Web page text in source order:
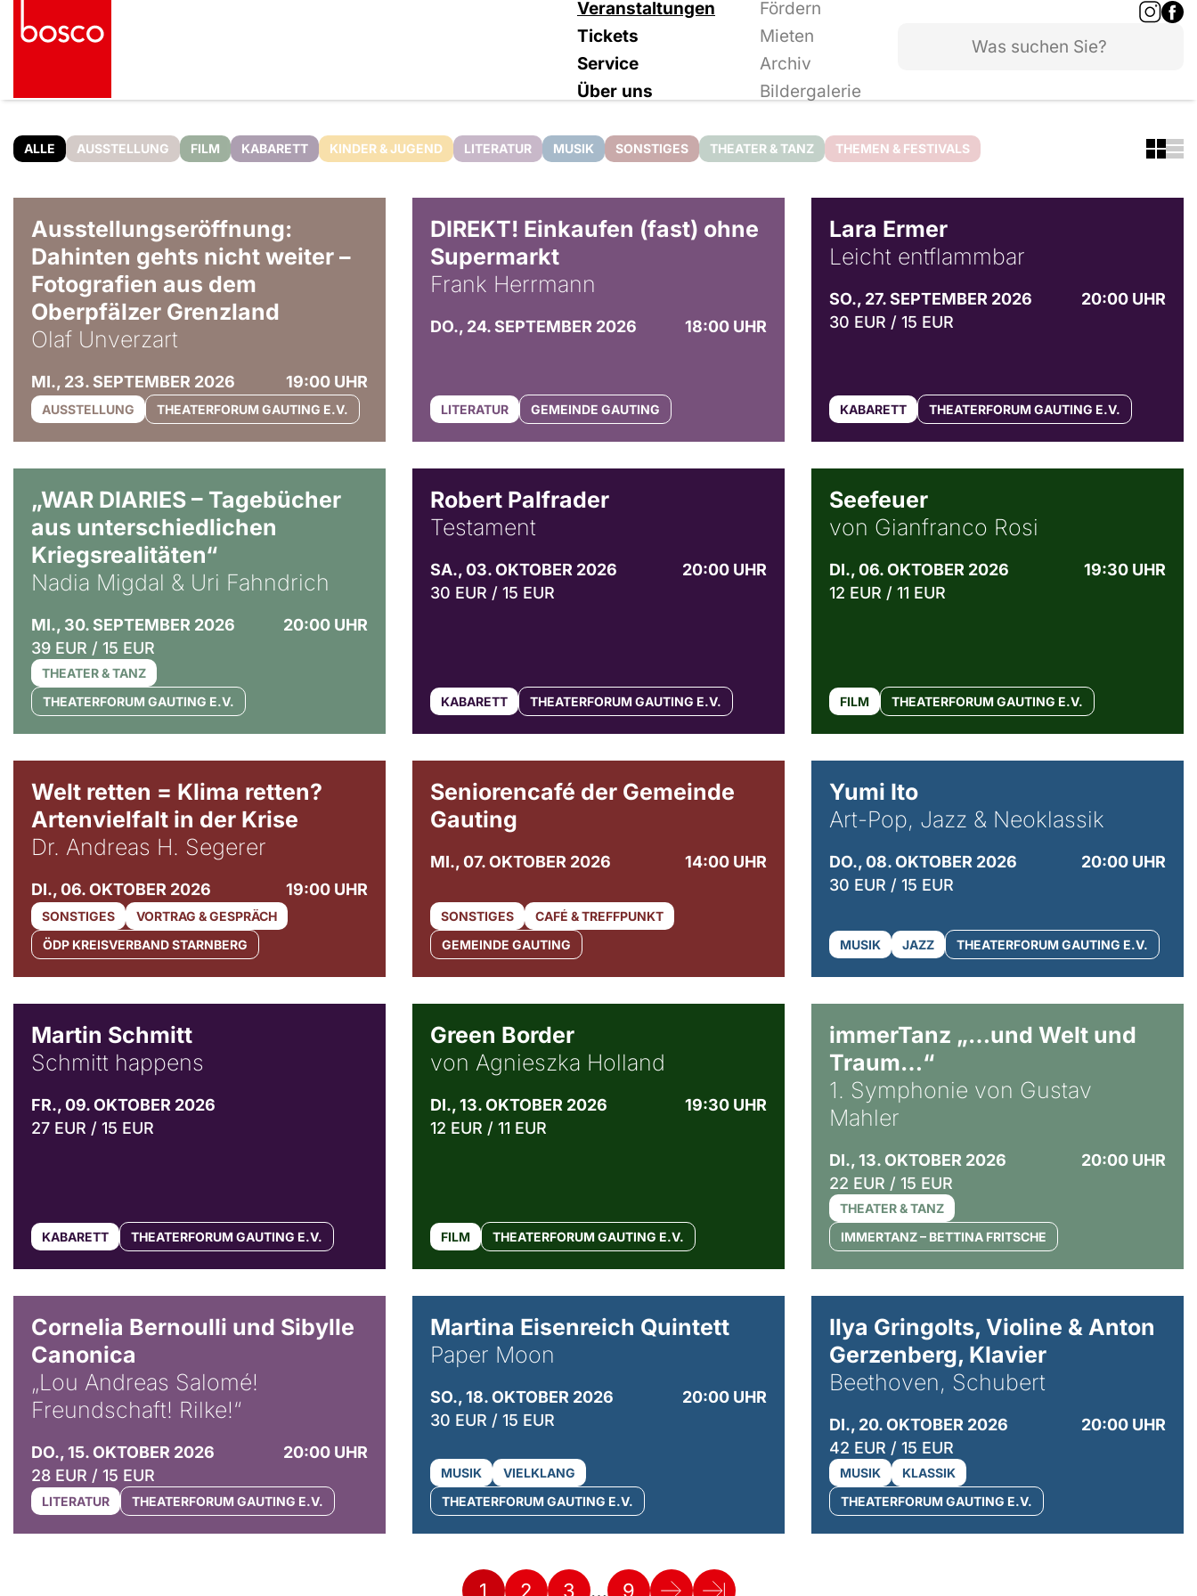
Veranstaltungen
Fördern
Tickets
Mieten
Service
Archiv
Über uns
Bildergalerie
ALLE AUSSTELLUNG FILM KABARETT KINDER & JUGEND LITERATUR MUSIK SONSTIGES THEATER & TANZ THEMEN & FESTIVALS
Ausstellungseröffnung:
Dahinten gehts nicht weiter –
Fotografien aus dem
Oberpfälzer Grenzland
Olaf Unverzart
MI., 23. SEPTEMBER 2026 19:00 UHR
AUSSTELLUNG THEATERFORUM GAUTING E.V.
DIREKT! Einkaufen (fast) ohne
Supermarkt
Frank Herrmann
DO., 24. SEPTEMBER 2026 18:00 UHR
LITERATUR GEMEINDE GAUTING
Lara Ermer
Leicht entflammbar
SO., 27. SEPTEMBER 2026
20:00 UHR
30 EUR / 15 EUR
KABARETT THEATERFORUM GAUTING E.V.
„WAR DIARIES – Tagebücher
aus unterschiedlichen
Kriegsrealitäten“
Nadia Migdal & Uri Fahndrich
MI., 30. SEPTEMBER 2026
20:00 UHR
39 EUR / 15 EUR
THEATER & TANZ
THEATERFORUM GAUTING E.V.
Robert Palfrader
Testament
SA., 03. OKTOBER 2026
20:00 UHR
30 EUR / 15 EUR
KABARETT THEATERFORUM GAUTING E.V.
Seefeuer
von Gianfranco Rosi
DI., 06. OKTOBER 2026
19:30 UHR
12 EUR / 11 EUR
FILM THEATERFORUM GAUTING E.V.
Welt retten = Klima retten?
Artenvielfalt in der Krise
Dr. Andreas H. Segerer
DI., 06. OKTOBER 2026 19:00 UHR
SONSTIGES
VORTRAG & GESPRÄCH
ÖDP KREISVERBAND STARNBERG
Seniorencafé der Gemeinde
Gauting
MI., 07. OKTOBER 2026 14:00 UHR
SONSTIGES
CAFÉ & TREFFPUNKT
GEMEINDE GAUTING
Yumi Ito
Art-Pop, Jazz & Neoklassik
DO., 08. OKTOBER 2026
20:00 UHR
30 EUR / 15 EUR
MUSIK JAZZ THEATERFORUM GAUTING E.V.
Martin Schmitt
Schmitt happens
FR., 09. OKTOBER 2026
27 EUR / 15 EUR
KABARETT THEATERFORUM GAUTING E.V.
Green Border
von Agnieszka Holland
DI., 13. OKTOBER 2026
19:30 UHR
12 EUR / 11 EUR
FILM THEATERFORUM GAUTING E.V.
immerTanz „…und Welt und
Traum…“
1. Symphonie von Gustav
Mahler
DI., 13. OKTOBER 2026
20:00 UHR
22 EUR / 15 EUR
THEATER & TANZ
IMMERTANZ – BETTINA FRITSCHE
Cornelia Bernoulli und Sibylle
Canonica
„Lou Andreas Salomé!
Freundschaft! Rilke!“
DO., 15. OKTOBER 2026
20:00 UHR
28 EUR / 15 EUR
LITERATUR THEATERFORUM GAUTING E.V.
Martina Eisenreich Quintett
Paper Moon
SO., 18. OKTOBER 2026
20:00 UHR
30 EUR / 15 EUR
MUSIK
VIELKLANG
THEATERFORUM GAUTING E.V.
Ilya Gringolts, Violine & Anton
Gerzenberg, Klavier
Beethoven, Schubert
DI., 20. OKTOBER 2026
20:00 UHR
42 EUR / 15 EUR
MUSIK
KLASSIK
THEATERFORUM GAUTING E.V.
1 2 3 … 9